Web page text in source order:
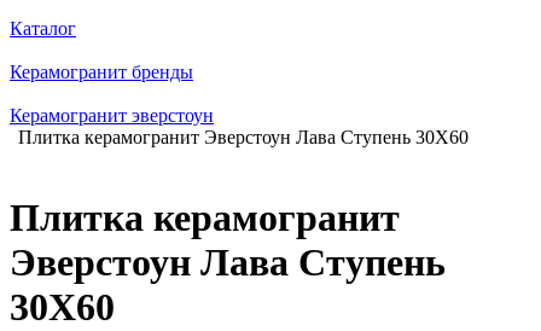
Каталог
Керамогранит бренды
Керамогранит эверстоун
Плитка керамогранит Эверстоун Лава Ступень 30X60
Плитка керамогранит
Эверстоун Лава Ступень
30X60